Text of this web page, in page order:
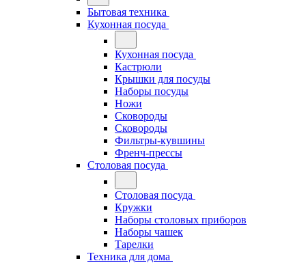
Бытовая техника
Кухонная посуда
Кухонная посуда
Кастрюли
Крышки для посуды
Наборы посуды
Ножи
Сковороды
Сковороды
Фильтры-кувшины
Френч-прессы
Столовая посуда
Столовая посуда
Кружки
Наборы столовых приборов
Наборы чашек
Тарелки
Техника для дома